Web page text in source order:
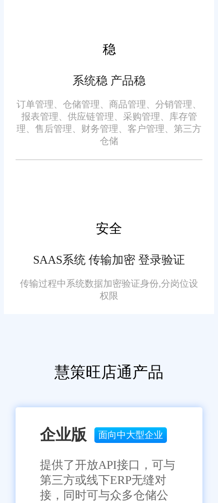
见性，特别是在跨多个仓库或分
布式仓储网络的情况下。旺店通
WMS系统提供多仓库管理功能，
使企业可以在不同仓库之间轻松
管理库存和货物流动。
提供了一系列重要好处，包括实
减少人为错误、库存成本控制、
库存可见性、提高订单履行率、
库存优化以及数据分析和报告。
成功和竞争力至关重要。
嫌侵犯知识产权时，请及时与我们联系，并提供身份证明、权属证
明及详细不实或侵权情况证明，我们将尽快处理。
稳
系统稳 产品稳
订单管理、仓储管理、商品管理、分销管理、
报表管理、供应链管理、采购管理、库存管
理、售后管理、财务管理、客户管理、第三方
仓储
安全
SAAS系统 传输加密 登录验证
传输过程中系统数据加密验证身份,分岗位设
权限
慧策旺店通产品
企业版 面向中大型企业
提供了开放API接口，可与
第三方或线下ERP无缝对
接，同时可与众多仓储公